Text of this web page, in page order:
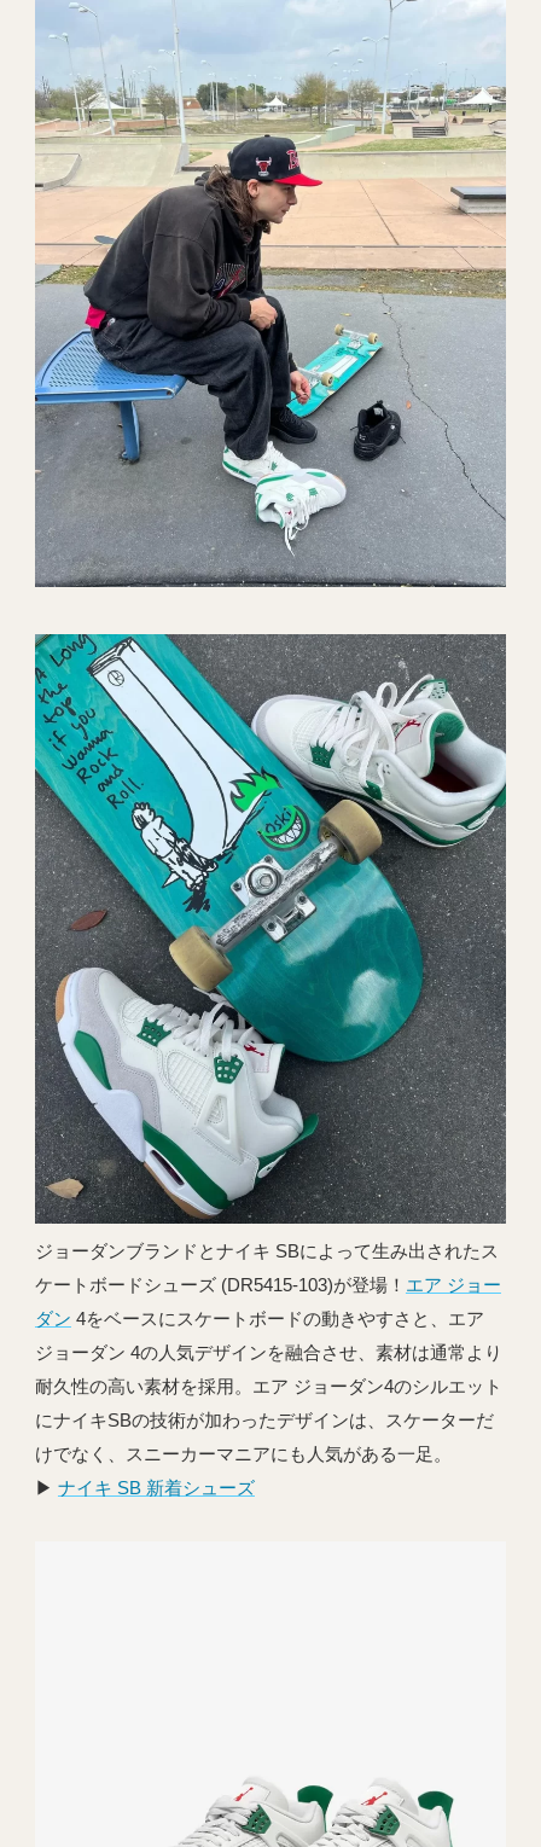
ジョーダンブランドとナイキ SBによって生み出されたス
ケートボードシューズ (DR5415-103)が登場！ エア ジョー
ダン 4をベースにスケートボードの動きやすさと、エア
ジョーダン 4の人気デザインを融合させ、素材は通常より
耐久性の高い素材を採用。エア ジョーダン4のシルエット
にナイキSBの技術が加わったデザインは、スケーターだ
けでなく、スニーカーマニアにも人気がある一足。
▶︎ ナイキ SB 新着シューズ